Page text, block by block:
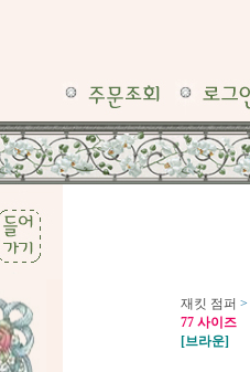
재킷 점퍼 >
77 사이즈
[브라운]